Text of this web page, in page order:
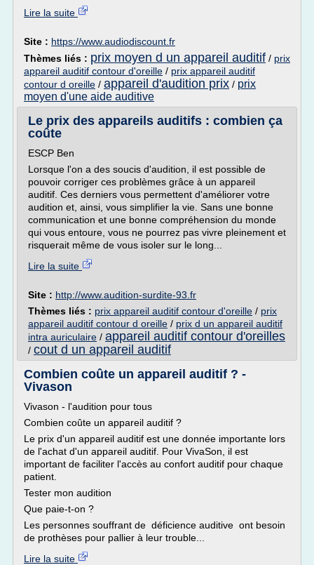
Lire la suite
Site : https://www.audiodiscount.fr
Thèmes liés : prix moyen d un appareil auditif / prix
appareil auditif contour d'oreille / prix appareil auditif
contour d oreille / appareil d'audition prix / prix
moyen d'une aide auditive
Le prix des appareils auditifs : combien ça
coûte
ESCP Ben
Lorsque l'on a des soucis d'audition, il est possible de
pouvoir corriger ces problèmes grâce à un appareil
auditif. Ces derniers vous permettent d'améliorer votre
audition et, ainsi, vous simplifier la vie. Sans une bonne
communication et une bonne compréhension du monde
qui vous entoure, vous ne pourrez pas vivre pleinement et
risquerait même de vous isoler sur le long...
Lire la suite
Site : http://www.audition-surdite-93.fr
Thèmes liés : prix appareil auditif contour d'oreille / prix
appareil auditif contour d oreille / prix d un appareil auditif
intra auriculaire / appareil auditif contour d'oreilles
/ cout d un appareil auditif
Combien coûte un appareil auditif ? -
Vivason
Vivason - l'audition pour tous
Combien coûte un appareil auditif ?
Le prix d'un appareil auditif est une donnée importante lors
de l'achat d'un appareil auditif. Pour VivaSon, il est
important de faciliter l'accès au confort auditif pour chaque
patient.
Tester mon audition
Que paie-t-on ?
Les personnes souffrant de déficience auditive ont besoin
de prothèses pour pallier à leur trouble...
Lire la suite